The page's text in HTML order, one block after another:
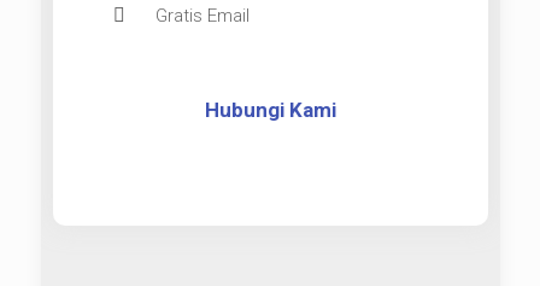
Gratis Email
Hubungi Kami